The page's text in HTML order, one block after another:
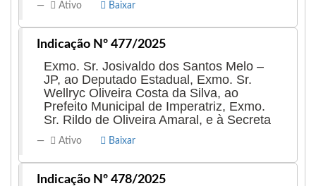
Ativo Baixar
Indicação Nº 477/2025
Exmo. Sr. Josivaldo dos Santos Melo –
JP, ao Deputado Estadual, Exmo. Sr.
Wellryc Oliveira Costa da Silva, ao
Prefeito Municipal de Imperatriz, Exmo.
Sr. Rildo de Oliveira Amaral, e à Secreta
Ativo Baixar
Indicação Nº 478/2025